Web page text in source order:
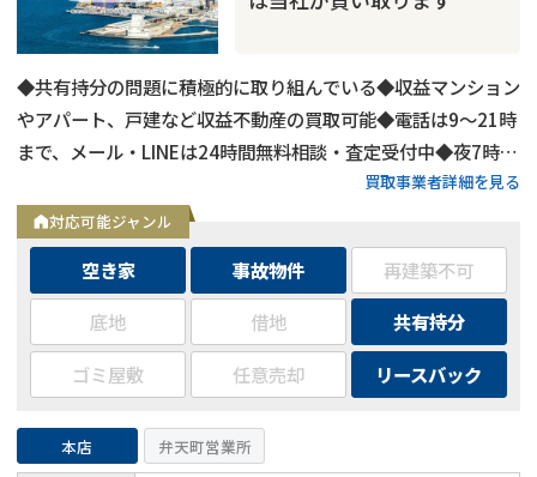
◆共有持分の問題に積極的に取り組んでいる◆収益マンション
やアパート、戸建など収益不動産の買取可能◆電話は9～21時
まで、メール・LINEは24時間無料相談・査定受付中◆夜7時以
買取事業者詳細を見る
対応可能ジャンル
空き家 事故物件
再建築不可
底地
借地
共有持分
ゴミ屋敷
任意売却 リースバック
本店 弁天町営業所